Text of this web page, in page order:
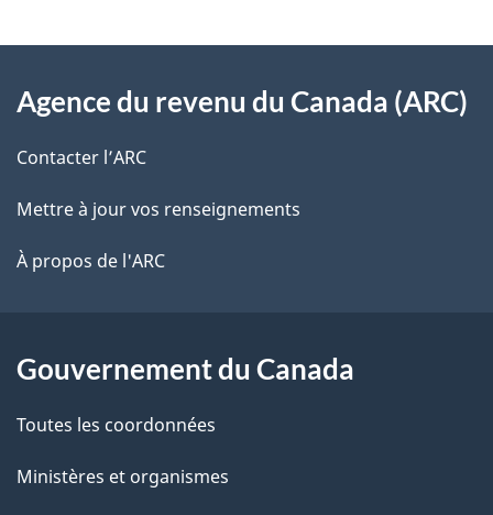
l
s
l
a
a
g
e
o
t
r
e
é
t
a
t
i
propos
de
ce
site
Agence du revenu du Canada (ARC)
Contacter l’ARC
Mettre à jour vos renseignements
À propos de l'ARC
Gouvernement du Canada
Toutes les coordonnées
Ministères et organismes